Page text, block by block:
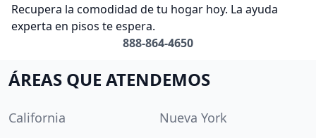
Recupera la comodidad de tu hogar hoy. La ayuda
experta en pisos te espera.
888-864-4650
ÁREAS QUE ATENDEMOS
California
Nueva York